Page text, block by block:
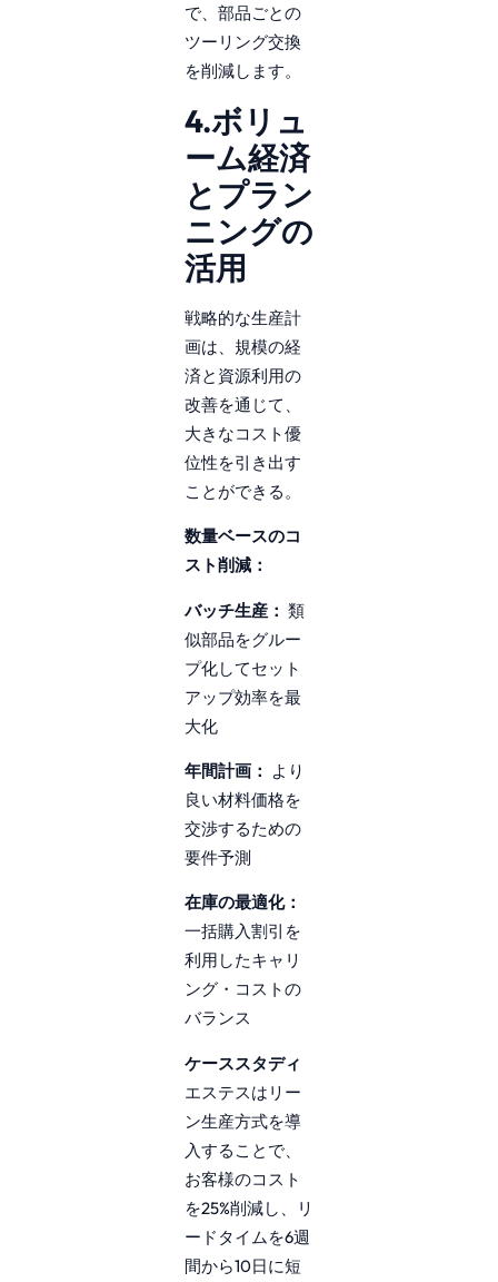
で、部品ごとの
ツーリング交換
を削減します。
4.ボリュ
ーム経済
とプラン
ニングの
活用
戦略的な生産計
画は、規模の経
済と資源利用の
改善を通じて、
大きなコスト優
位性を引き出す
ことができる。
数量ベースのコ
スト削減：
バッチ生産： 類
似部品をグルー
プ化してセット
アップ効率を最
大化
年間計画： より
良い材料価格を
交渉するための
要件予測
在庫の最適化：
一括購入割引を
利用したキャリ
ング・コストの
バランス
ケーススタディ
エステスはリー
ン生産方式を導
入することで、
お客様のコスト
を25%削減し、リ
ードタイムを6週
間から10日に短